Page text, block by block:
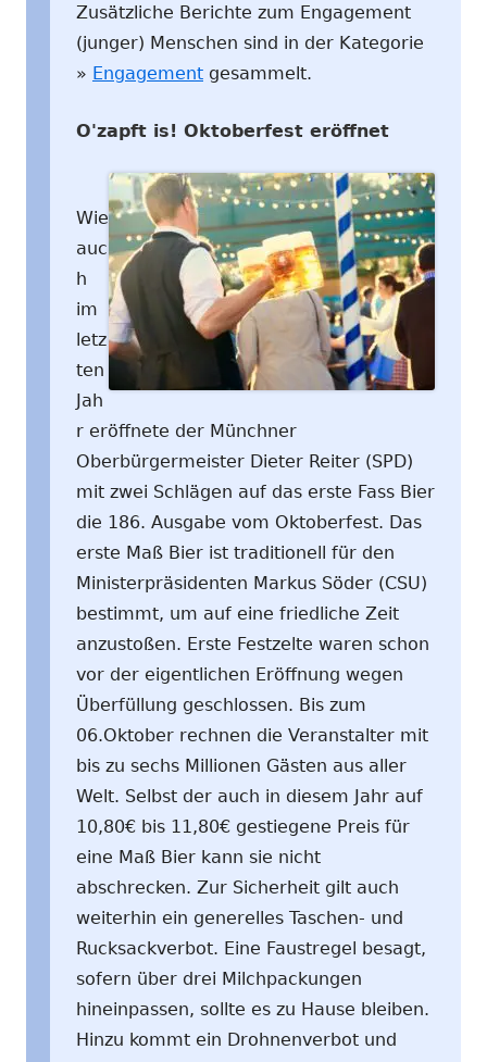
Zusätzliche Berichte zum Engagement
(junger) Menschen sind in der Kategorie
» Engagement gesammelt.
O'zapft is! Oktoberfest eröffnet
Wie
auc
h
im
letz
ten
Jah
r eröffnete der Münchner
Oberbürgermeister Dieter Reiter (SPD)
mit zwei Schlägen auf das erste Fass Bier
die 186. Ausgabe vom Oktoberfest. Das
erste Maß Bier ist traditionell für den
Ministerpräsidenten Markus Söder (CSU)
bestimmt, um auf eine friedliche Zeit
anzustoßen. Erste Festzelte waren schon
vor der eigentlichen Eröffnung wegen
Überfüllung geschlossen. Bis zum
06.Oktober rechnen die Veranstalter mit
bis zu sechs Millionen Gästen aus aller
Welt. Selbst der auch in diesem Jahr auf
10,80€ bis 11,80€ gestiegene Preis für
eine Maß Bier kann sie nicht
abschrecken. Zur Sicherheit gilt auch
weiterhin ein generelles Taschen- und
Rucksackverbot. Eine Faustregel besagt,
sofern über drei Milchpackungen
hineinpassen, sollte es zu Hause bleiben.
Hinzu kommt ein Drohnenverbot und